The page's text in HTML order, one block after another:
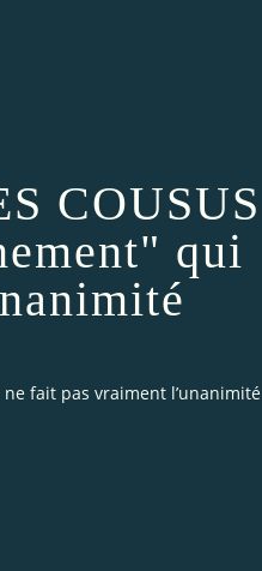
COUSUS
qui
ne fait pas vraiment l’unanimité